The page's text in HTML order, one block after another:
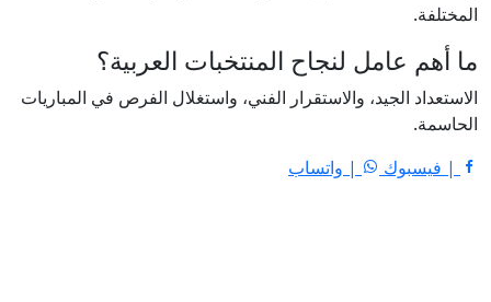
المختلفة.
ما أهم عامل لنجاح المنتخبات العربية؟
الاستعداد الجيد، والاستقرار الفني، واستغلال الفرص في المباريات
الحاسمة.
| فيسبوك
| واتساب